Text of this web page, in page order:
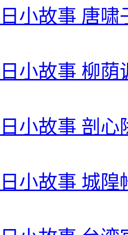
小故事 唐
小故事 柳
小故事 剖
小故事 城